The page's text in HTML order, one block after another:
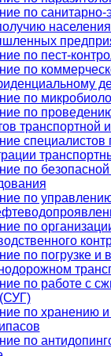
по санитарно-
по пест-
по
по
по
транспортной
специалистов
по безопасной
по
по
по погрузке и
по работе с
по хранению и
по